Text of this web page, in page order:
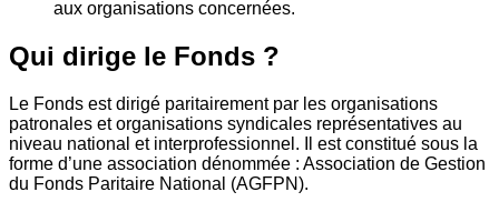
aux organisations concernées.
Qui dirige le Fonds ?
Le Fonds est dirigé paritairement par les organisations
patronales et organisations syndicales représentatives au
niveau national et interprofessionnel. Il est constitué sous la
forme d’une association dénommée : Association de Gestion
du Fonds Paritaire National (AGFPN).